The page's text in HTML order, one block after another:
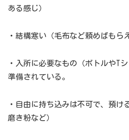
ある感じ）
・結構寒い（毛布など頼めばもら
・入所に必要なもの（ボトルやT
準備されている。
・自由に持ち込みは不可で、預け
磨き粉など）